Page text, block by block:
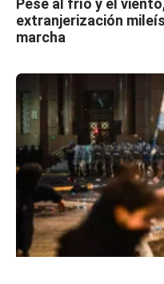
Pese al frío y el
extranjerización
marcha